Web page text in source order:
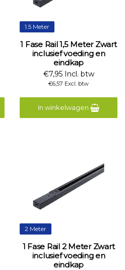
1.5 Meter
1 Fase Rail 1,5 Meter Zwart
inclusief voeding en
eindkap
€7,95 Incl. btw
€6,57 Excl. btw
In winkelwagen
2 Meter
1 Fase Rail 2 Meter Zwart
inclusief voeding en
eindkap